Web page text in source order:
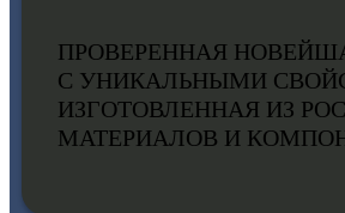
ПРОВЕРЕННАЯ
С УНИКАЛЬНЫМИ
ИЗГОТОВЛЕННАЯ ИЗ
МАТЕРИАЛОВ И